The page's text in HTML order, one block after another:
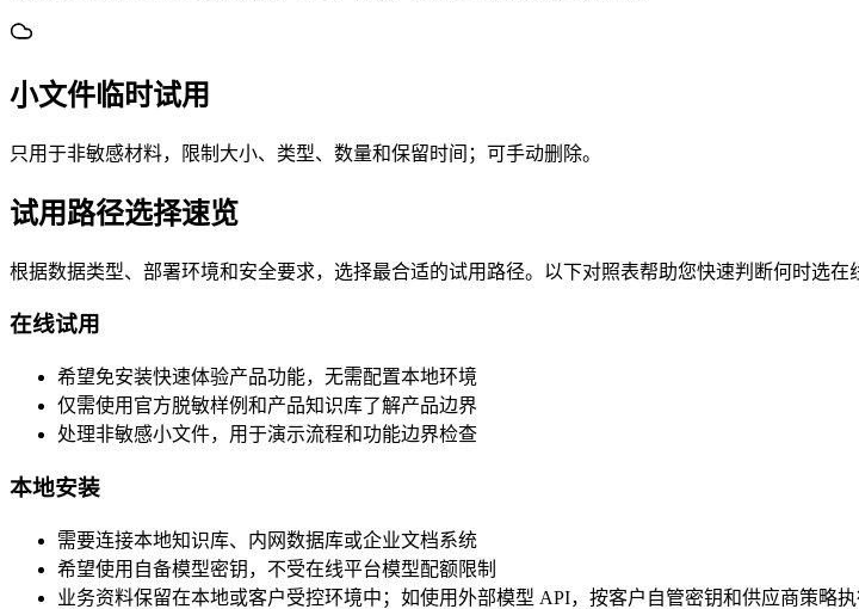
小文件临时试用
只用于非敏感材料，限制大小、类型、数量和保留时间；可手动删除。
试用路径选择速览
根据数据类型、部署环境和安全要求，选择最合适的试用路径。以下对照表帮助您快速判断何时选在
在线试用
希望免安装快速体验产品功能，无需配置本地环境
仅需使用官方脱敏样例和产品知识库了解产品边界
处理非敏感小文件，用于演示流程和功能边界检查
本地安装
需要连接本地知识库、内网数据库或企业文档系统
希望使用自备模型密钥，不受在线平台模型配额限制
业务资料保留在本地或客户受控环境中；如使用外部模型 API，按客户自管密钥和供应商策略